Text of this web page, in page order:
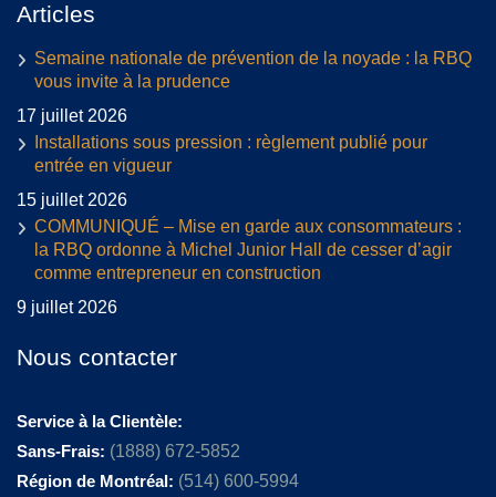
Articles
Semaine nationale de prévention de la noyade : la RBQ
vous invite à la prudence
17 juillet 2026
Installations sous pression : règlement publié pour
entrée en vigueur
15 juillet 2026
COMMUNIQUÉ – Mise en garde aux consommateurs :
la RBQ ordonne à Michel Junior Hall de cesser d’agir
comme entrepreneur en construction
9 juillet 2026
Nous contacter
Service à la Clientèle:
Sans-Frais: (1888) 672-5852
Région de Montréal: (514) 600-5994